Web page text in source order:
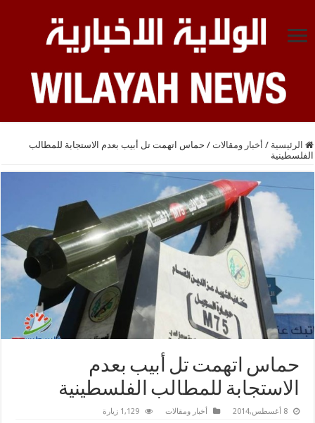
الرئيسية / أخبار ومقالات / حماس اتهمت تل أبيب بعدم الاستجابة للمطالب
الفلسطينية
حماس اتهمت تل أبيب بعدم
الاستجابة للمطالب الفلسطينية
8 أغسطس,2014 أخبار ومقالات 1,129 زيارة